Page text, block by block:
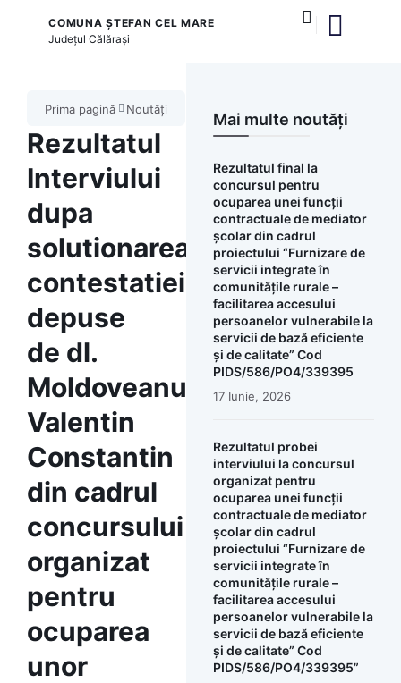
COMUNA ȘTEFAN CEL MARE
JudețulCălărași
Prima pagină Noutăți
Rezultatul
Interviului
dupa
solutionarea
contestatiei
depuse
de dl.
Moldoveanu
Valentin
Constantin
din cadrul
concursului
organizat
pentru
ocuparea
unor
Mai multe noutăți
Rezultatul final la
concursul pentru
ocuparea unei funcții
contractuale de mediator
școlar din cadrul
proiectului “Furnizare de
servicii integrate în
comunitățile rurale –
facilitarea accesului
persoanelor vulnerabile la
servicii de bază eficiente
și de calitate” Cod
PIDS/586/PO4/339395
17 Iunie, 2026
Rezultatul probei
interviului la concursul
organizat pentru
ocuparea unei funcții
contractuale de mediator
școlar din cadrul
proiectului “Furnizare de
servicii integrate în
comunitățile rurale –
facilitarea accesului
persoanelor vulnerabile la
servicii de bază eficiente
și de calitate” Cod
PIDS/586/PO4/339395”